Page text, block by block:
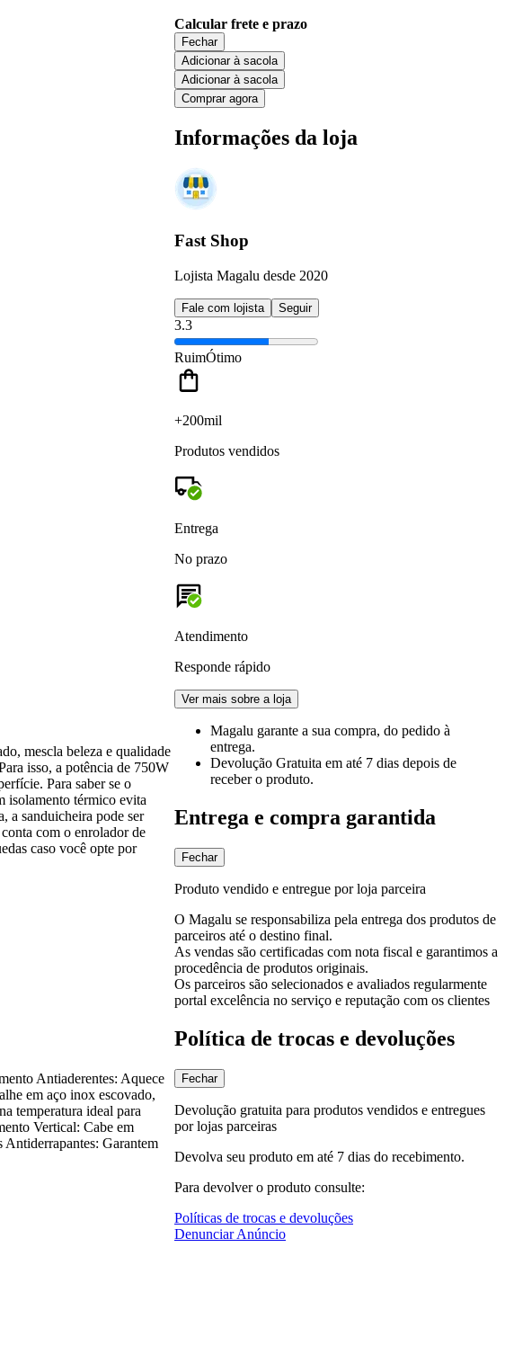
Calcular frete e prazo
Fechar
Adicionar à sacola
Adicionar à sacola
Comprar agora
Informações da loja
Fast Shop
Lojista Magalu desde 2020
Fale com lojista Seguir
3.3
RuimÓtimo
+200mil
Produtos vendidos
Entrega
No prazo
Atendimento
Responde rápido
Ver mais sobre a loja
Magalu garante a sua compra, do pedido à
entrega.
Devolução Gratuita em até 7 dias depois de
receber o produto.
Entrega e compra garantida
Fechar
Produto vendido e entregue por loja parceira
O Magalu se responsabiliza pela entrega dos produtos de
parceiros até o destino final.
As vendas são certificadas com nota fiscal e garantimos a
procedência de produtos originais.
Os parceiros são selecionados e avaliados regularmente
portal excelência no serviço e reputação com os clientes
Política de trocas e devoluções
Fechar
Devolução gratuita para produtos vendidos e entregues
por lojas parceiras
Devolva seu produto em até 7 dias do recebimento.
Para devolver o produto consulte:
Políticas de trocas e devoluções
Denunciar Anúncio
mescla beleza e qualidade
isso, a potência de 750W
Para saber se o
isolamento térmico evita
a sanduicheira pode ser
com o enrolador de
caso você opte por
Antiaderentes: Aquece
em aço inox escovado,
temperatura ideal para
Vertical: Cabe em
Antiderrapantes: Garantem